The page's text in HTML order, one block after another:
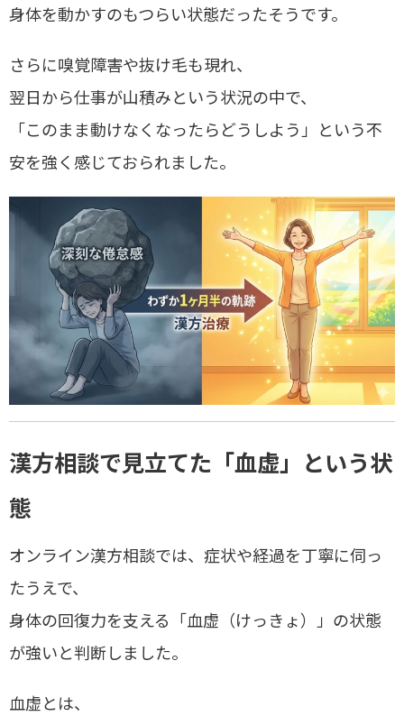
身体を動かすのもつらい状態だったそうです。
さらに嗅覚障害や抜け毛も現れ、
翌日から仕事が山積みという状況の中で、
「このまま動けなくなったらどうしよう」という不
安を強く感じておられました。
漢方相談で見立てた「血虚」という状
態
オンライン漢方相談では、症状や経過を丁寧に伺っ
たうえで、
身体の回復力を支える「血虚（けっきょ）」の状態
が強いと判断しました。
血虚とは、